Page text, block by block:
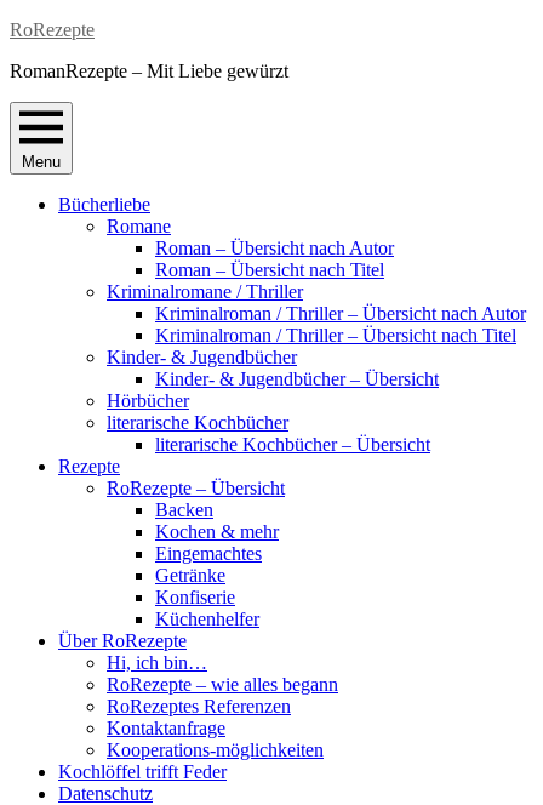
Skip
content
RoRezepte
RomanRezepte – Mit Liebe gewürzt
Menu
Bücherliebe
Romane
Roman – Übersicht nach Autor
Roman – Übersicht nach Titel
Kriminalromane / Thriller
Kriminalroman / Thriller – Übersicht nach Autor
Kriminalroman / Thriller – Übersicht nach Titel
Kinder- & Jugendbücher
Kinder- & Jugendbücher – Übersicht
Hörbücher
literarische Kochbücher
literarische Kochbücher – Übersicht
Rezepte
RoRezepte – Übersicht
Backen
Kochen & mehr
Eingemachtes
Getränke
Konfiserie
Küchenhelfer
Über RoRezepte
Hi, ich bin…
RoRezepte – wie alles begann
RoRezeptes Referenzen
Kontaktanfrage
Kooperations-möglichkeiten
Kochlöffel trifft Feder
Datenschutz